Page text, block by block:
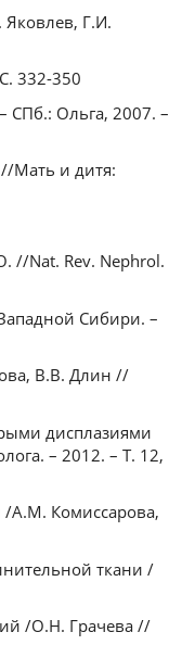
Г.И.
332-350
СПб.: Ольга, 2007. –
Мать и дитя:
//Nat. Rev. Nephrol.
Сибири. –
В.В. Длин //
дисплазиями
– 2012. – Т. 12,
/А.М. Комиссарова,
ткани /
/О.Н. Грачева //